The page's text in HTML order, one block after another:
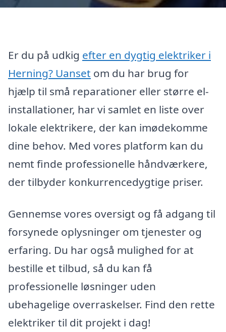
Er du på udkig efter en dygtig elektriker i
Herning? Uanset om du har brug for
hjælp til små reparationer eller større el-
installationer, har vi samlet en liste over
lokale elektrikere, der kan imødekomme
dine behov. Med vores platform kan du
nemt finde professionelle håndværkere,
der tilbyder konkurrencedygtige priser.
Gennemse vores oversigt og få adgang til
forsynede oplysninger om tjenester og
erfaring. Du har også mulighed for at
bestille et tilbud, så du kan få
professionelle løsninger uden
ubehagelige overraskelser. Find den rette
elektriker til dit projekt i dag!